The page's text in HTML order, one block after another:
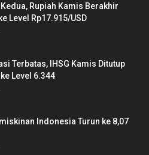
Rupiah Kamis Berakhir
Level Rp17.915/USD
Terbatas, IHSG Kamis Ditutup
Level 6.344
Indonesia Turun ke 8,07